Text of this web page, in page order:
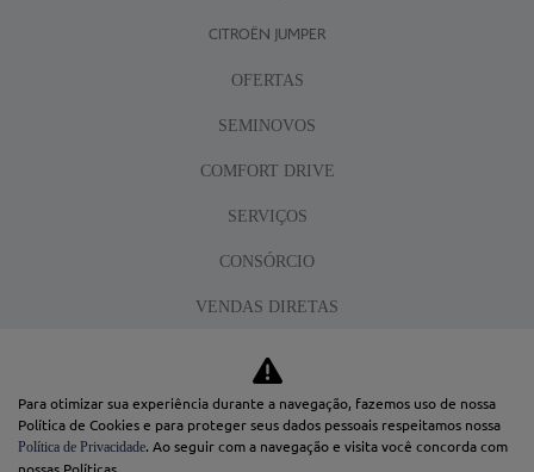
CITROËN JUMPER
OFERTAS
SEMINOVOS
COMFORT DRIVE
SERVIÇOS
CONSÓRCIO
VENDAS DIRETAS
PEQUENAS EMPRESAS
CONVÊNIO
Para otimizar sua experiência durante a navegação, fazemos uso de nossa
Política de Cookies e para proteger seus dados pessoais respeitamos nossa
Política de Privacidade. Ao seguir com a navegação e visita você concorda com